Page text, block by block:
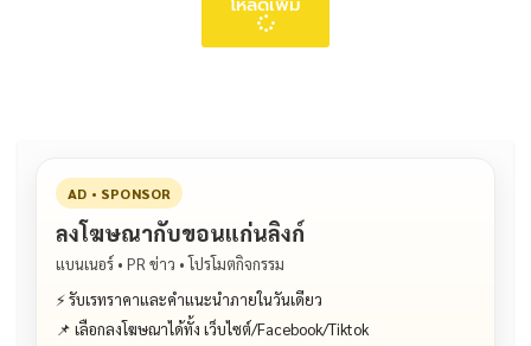
AD • SPONSOR
ลงโฆษณากับขอนแก่นลิงก์
แบนเนอร์ • PR ข่าว • โปรโมตกิจกรรม
⚡ รับเรทราคาและคำแนะนำภายในวันเดียว
📌 เลือกลงโฆษณาได้ทั้ง เว็บไซต์/Facebook/Tiktok